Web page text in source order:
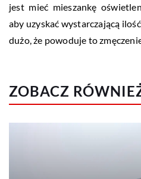
jest mieć mieszankę
aby uzyskać wystarczającą
dużo, że powoduje to
ZOBACZ